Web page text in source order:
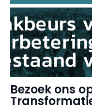
Bezoek ons